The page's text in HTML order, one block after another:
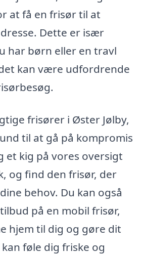
at få en frisør til at
Dette er især
har børn eller en travl
kan være udfordrende
frisører i Øster Jølby,
til at gå på kompromis
et kig på vores oversigt
og find den frisør, der
behov. Du kan også
på en mobil frisør,
hjem til dig og gøre dit
føle dig friske og